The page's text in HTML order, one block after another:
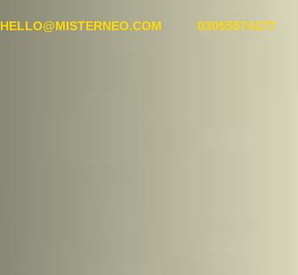
HELLO@MISTERNEO.COM 03055574177